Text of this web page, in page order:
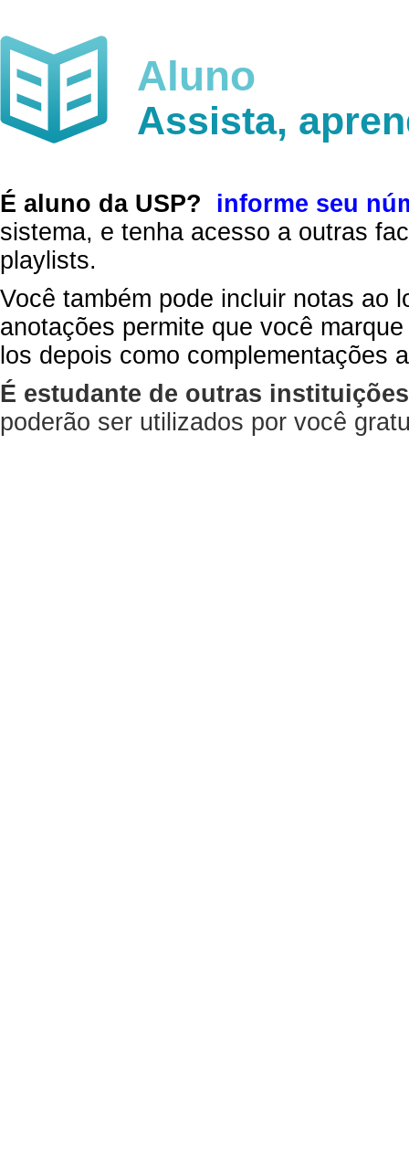
Aluno
Assista,
É aluno da USP?
informe seu
sistema, e tenha acesso a outras
playlists.
Você também pode incluir notas ao
anotações permite que você
los depois como complementações
É estudante de outras
poderão ser utilizados por você